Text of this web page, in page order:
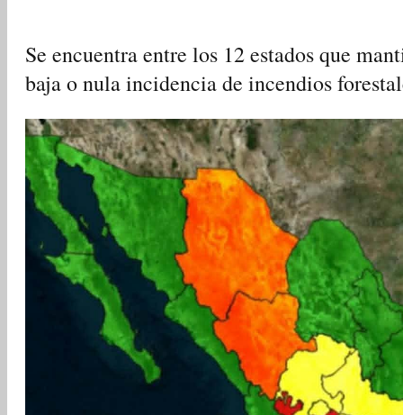
Se encuentra entre los 12 estados que
baja o nula incidencia de incendios